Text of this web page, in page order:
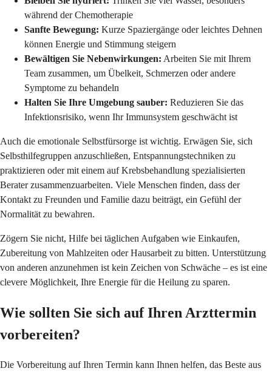
während der Chemotherapie
Sanfte Bewegung: Kurze Spaziergänge oder leichtes Dehnen
können Energie und Stimmung steigern
Bewältigen Sie Nebenwirkungen: Arbeiten Sie mit Ihrem
Team zusammen, um Übelkeit, Schmerzen oder andere
Symptome zu behandeln
Halten Sie Ihre Umgebung sauber: Reduzieren Sie das
Infektionsrisiko, wenn Ihr Immunsystem geschwächt ist
Auch die emotionale Selbstfürsorge ist wichtig. Erwägen Sie, sich
Selbsthilfegruppen anzuschließen, Entspannungstechniken zu
praktizieren oder mit einem auf Krebsbehandlung spezialisierten
Berater zusammenzuarbeiten. Viele Menschen finden, dass der
Kontakt zu Freunden und Familie dazu beiträgt, ein Gefühl der
Normalität zu bewahren.
Zögern Sie nicht, Hilfe bei täglichen Aufgaben wie Einkaufen,
Zubereitung von Mahlzeiten oder Hausarbeit zu bitten. Unterstützung
von anderen anzunehmen ist kein Zeichen von Schwäche – es ist eine
clevere Möglichkeit, Ihre Energie für die Heilung zu sparen.
Wie sollten Sie sich auf Ihren Arzttermin
vorbereiten?
Die Vorbereitung auf Ihren Termin kann Ihnen helfen, das Beste aus